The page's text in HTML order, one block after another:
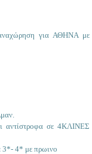
για ΑΘΗΝΑ με
αντίστροφα σε 4ΚΛΙΝΕΣ
3*- 4* με πρωινο